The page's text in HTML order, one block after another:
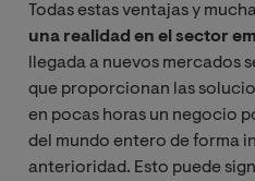
Todas estas ventajas y
una realidad en el sector
llegada a nuevos mercados
que proporcionan las
en pocas horas un negocio
del mundo entero de forma
anterioridad. Esto puede